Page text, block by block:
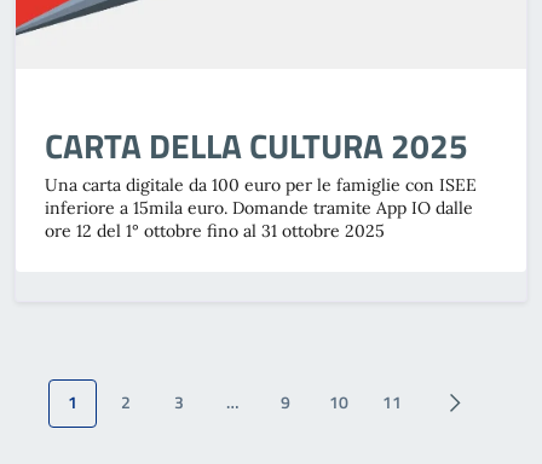
CARTA DELLA CULTURA 2025
Una carta digitale da 100 euro per le famiglie con ISEE
inferiore a 15mila euro. Domande tramite App IO dalle
ore 12 del 1° ottobre fino al 31 ottobre 2025
1 2 3 … 9 10 11